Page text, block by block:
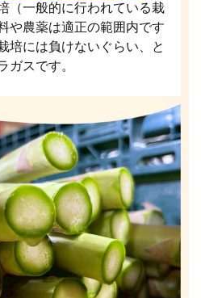
（一般的に行われている栽
や農薬は適正の範囲内です
培には負けないぐらい、と
ガスです。